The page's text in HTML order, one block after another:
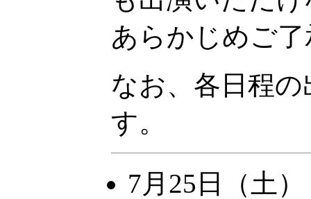
あらかじめご
なお、各日程
す。
7月25日（土